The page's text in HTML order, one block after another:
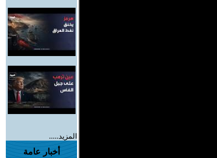
المزيد.....
أخبار عامة